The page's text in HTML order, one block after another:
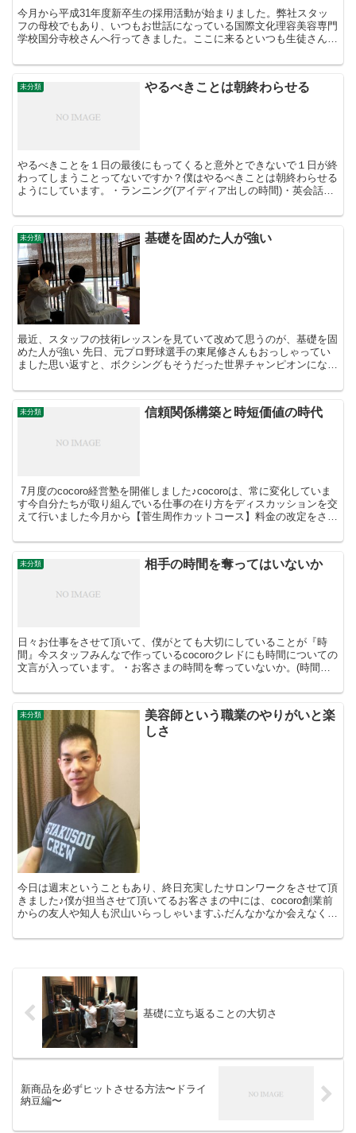
今月から平成31年度新卒生の採用活動が始まりました。弊社スタッ
フの母校でもあり、いつもお世話になっている国際文化理容美容専門
学校国分寺校さんへ行ってきました。ここに来るといつも生徒さんや
未分類 やるべきことは朝終わらせる
やるべきことを１日の最後にもってくると意外とできないで１日が終
わってしまうことってないですか？僕はやるべきことは朝終わらせる
ようにしています。・ランニング(アイディア出しの時間)・英会話・
未分類 基礎を固めた人が強い
最近、スタッフの技術レッスンを見ていて改めて思うのが、基礎を固
めた人が強い 先日、元プロ野球選手の東尾修さんもおっしゃってい
ました思い返すと、ボクシングもそうだった世界チャンピオンになっ
未分類 信頼関係構築と時短価値の時代
7月度のcocoro経営塾を開催しました♪cocoroは、常に変化していま
す今自分たちが取り組んでいる仕事の在り方をディスカッションを交
えて行いました今月から【菅生周作カットコース】料金の改定をさせ
未分類 相手の時間を奪ってはいないか
日々お仕事をさせて頂いて、僕がとても大切にしていることが『時
間』今スタッフみんなで作っているcocoroクレドにも時間についての
文言が入っています。・お客さまの時間を奪っていないか。(時間を
未分類
美容師という職業のやりがいと楽
しさ
今日は週末ということもあり、終日充実したサロンワークをさせて頂
きました♪僕が担当させて頂いてるお客さまの中には、cocoro創業前
からの友人や知人も沢山いらっしゃいますふだんなかなか会えなくて
基礎に立ち返ることの大切さ
新商品を必ずヒットさせる方法〜ドライ
納豆編〜